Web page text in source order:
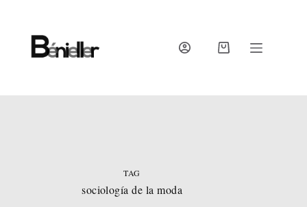
content
SHOPPING
TAG
sociología de la moda